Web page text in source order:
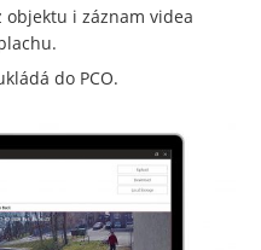
i záznam videa
do PCO.